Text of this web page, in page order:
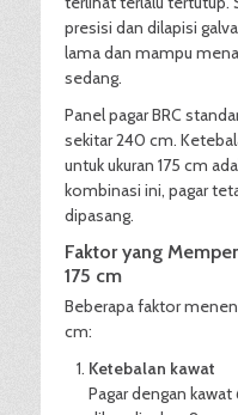
presisi dan dilapisi
lama dan mampu
sedang.
Panel pagar BRC
sekitar 240 cm.
untuk ukuran 175 cm
kombinasi ini, pagar
dipasang.
Faktor yang
175 cm
Beberapa faktor
cm:
Ketebalan kawat
Pagar dengan